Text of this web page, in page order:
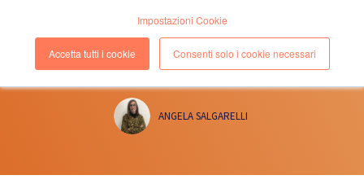
Impostazioni Cookie
Accetta tutti i cookie Consenti solo i cookie necessari
LE NOVITÀ ELASTIC 7.0, DA OGGI
DISPONIBILE PER IL DOWNLOAD
ANGELA SALGARELLI